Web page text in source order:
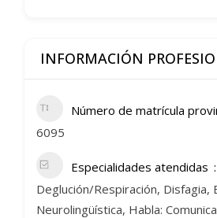
INFORMACIÓN
Número de matrícula
6095
Especialidades atendidas
Deglución/Respiración, Disfagia,
Neurolingüística, Habla: